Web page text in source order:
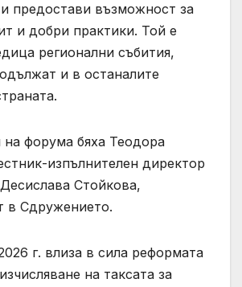
предостави възможност за
и добри практики. Той е
регионални събития,
и в останалите
форума бяха Теодора
изпълнителен директор
Стойкова,
в Сдружението.
г. влиза в сила реформата
на таксата за